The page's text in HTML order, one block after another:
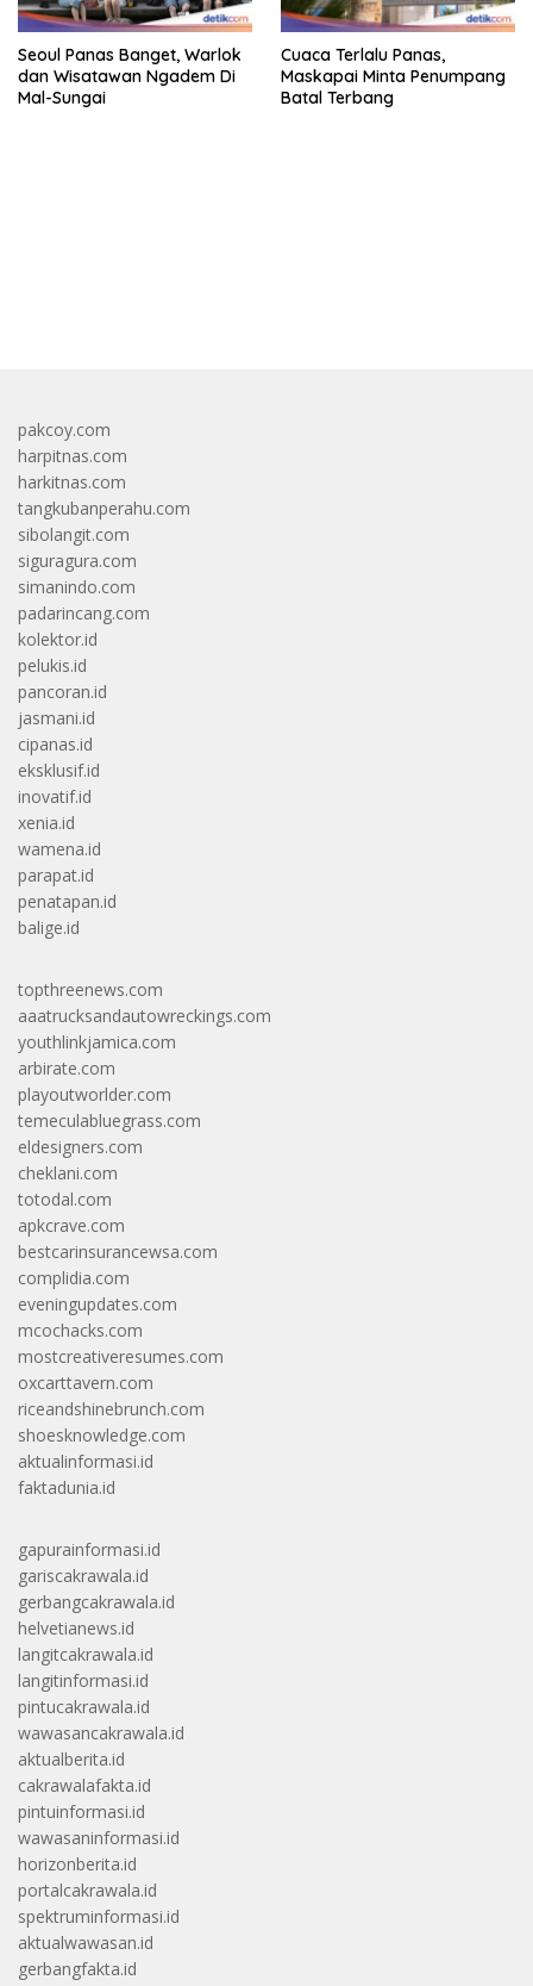
Seoul Panas Banget, Warlok
dan Wisatawan Ngadem Di
Mal-Sungai
Cuaca Terlalu Panas,
Maskapai Minta Penumpang
Batal Terbang
pakcoy.com
harpitnas.com
harkitnas.com
tangkubanperahu.com
sibolangit.com
siguragura.com
simanindo.com
padarincang.com
kolektor.id
pelukis.id
pancoran.id
jasmani.id
cipanas.id
eksklusif.id
inovatif.id
xenia.id
wamena.id
parapat.id
penatapan.id
balige.id
topthreenews.com
aaatrucksandautowreckings.com
youthlinkjamica.com
arbirate.com
playoutworlder.com
temeculabluegrass.com
eldesigners.com
cheklani.com
totodal.com
apkcrave.com
bestcarinsurancewsa.com
complidia.com
eveningupdates.com
mcochacks.com
mostcreativeresumes.com
oxcarttavern.com
riceandshinebrunch.com
shoesknowledge.com
aktualinformasi.id
faktadunia.id
gapurainformasi.id
gariscakrawala.id
gerbangcakrawala.id
helvetianews.id
langitcakrawala.id
langitinformasi.id
pintucakrawala.id
wawasancakrawala.id
aktualberita.id
cakrawalafakta.id
pintuinformasi.id
wawasaninformasi.id
horizonberita.id
portalcakrawala.id
spektruminformasi.id
aktualwawasan.id
gerbangfakta.id